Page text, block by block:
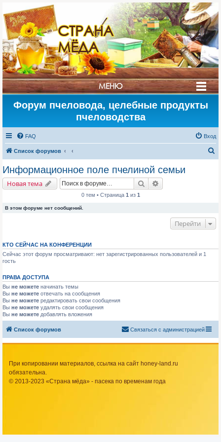
СТРАНА
МЁДА
МЕНЮ
Форум пчеловода, целебные продукты
пчеловодства
FAQ Вход
Список форумов
Информационное поле пчелиной семьи
Новая тема Поиск
0 тем • Страница 1 из 1
В этом форуме нет сообщений.
Перейти
КТО СЕЙЧАС НА КОНФЕРЕНЦИИ
Сейчас этот форум просматривают: нет зарегистрированных пользователей и 1
гость
ПРАВА ДОСТУПА
Вы не можете начинать темы
Вы не можете отвечать на сообщения
Вы не можете редактировать свои сообщения
Вы не можете удалять свои сообщения
Вы не можете добавлять вложения
Список форумов Связаться с администрацией
При копировании материалов, ссылка на сайт honey-land.ru
обязательна.
© 2013-2023 «Страна мёда» - пасека по временам года